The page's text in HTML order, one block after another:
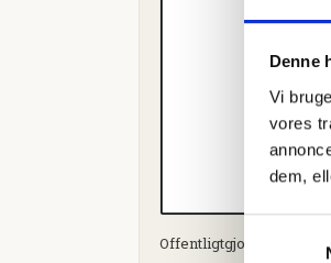
Denne
Vi
vores
dem,
Offentligtgjort i